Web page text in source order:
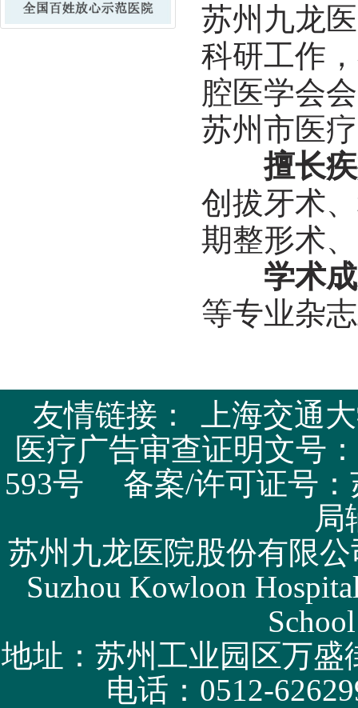
苏州九龙
科研工作
腔医学会
苏州市医
擅长
创拔牙术
期整形术
学术
等专业杂
友情链接：
上海交通
医疗广告审查证明文号
593号 备案/许可证号：
局
苏州九龙医院股份有限
Suzhou Kowloon
地址：苏州工业园区万盛
电话：0512-